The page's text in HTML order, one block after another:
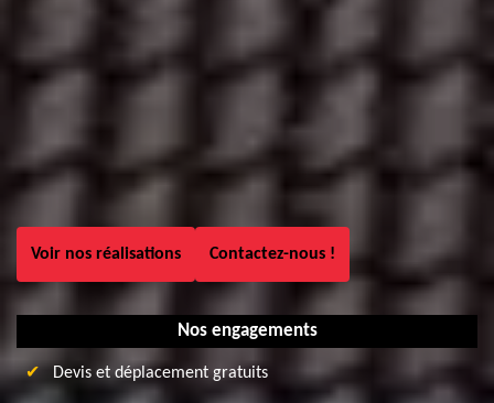
Voir nos réalisations Contactez-nous !
Nos engagements
Devis et déplacement gratuits